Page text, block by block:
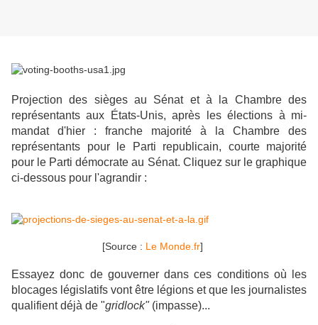
Projection des sièges au Sénat et à la Chambre des
représentants aux États-Unis, après les élections à mi-
mandat d'hier : franche majorité à la Chambre des
représentants pour le Parti republicain, courte majorité
pour le Parti démocrate au Sénat. Cliquez sur le graphique
ci-dessous pour l'agrandir :
[Source : Le Monde.fr]
Essayez donc de gouverner dans ces conditions où les
blocages législatifs vont être légions et que les journalistes
qualifient déjà de "gridlock"(impasse)...